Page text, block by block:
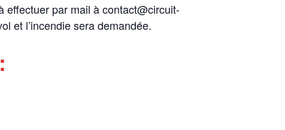
effectuer par mail à contact@circuit-
et l’incendie sera demandée.